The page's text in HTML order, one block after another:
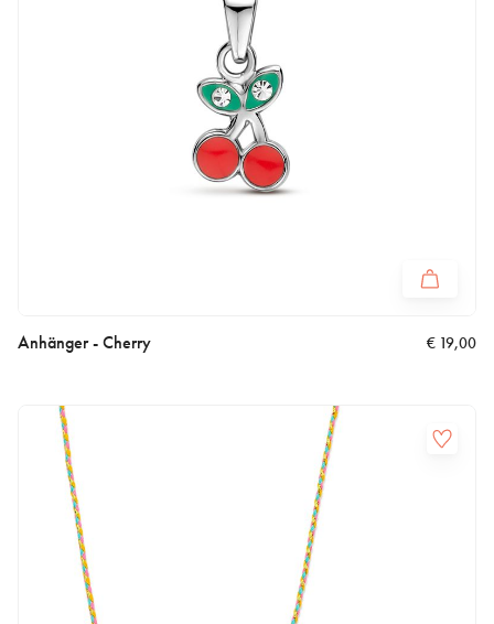
Anhänger - Cherry € 19,00